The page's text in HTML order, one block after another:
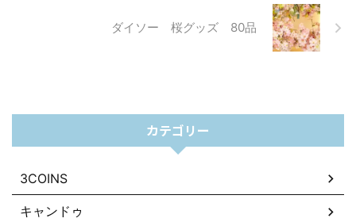
ダイソー 桜グッズ 80品
カテゴリー
3COINS
キャンドゥ